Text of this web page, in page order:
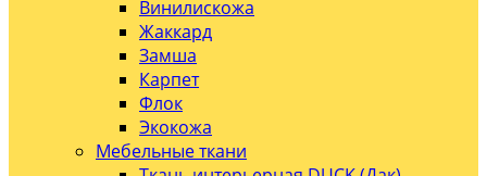
Винилискожа
Жаккард
Замша
Карпет
Флок
Экокожа
Мебельные ткани